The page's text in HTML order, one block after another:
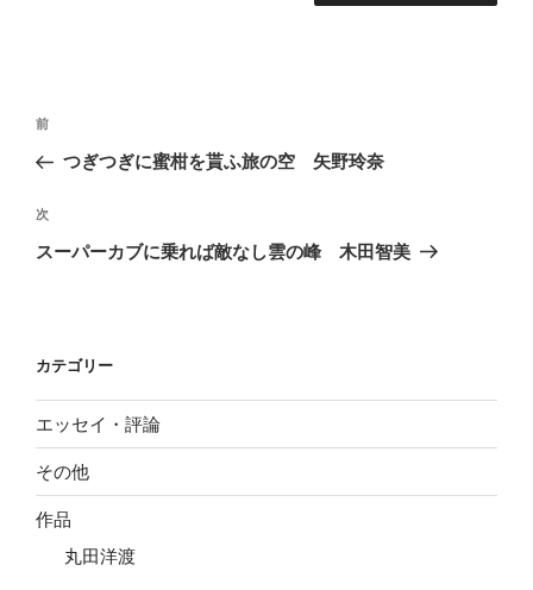
投
ナ
ビ
ゲ
ン
前
の
稿
前
つぎつぎに蜜柑を貰ふ旅の空 矢野玲奈
次
の
次
スーパーカブに乗れば敵なし雲の峰 木田智美
カテゴリー
エッセイ・評論
その他
作品
丸田洋渡